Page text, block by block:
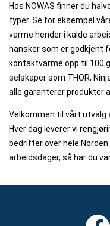
Hos NOWAS finner du
typer. Se for eksempel
varme hender i kalde
hansker som er godkjent
kontaktvarme opp til 100
selskaper som THOR,
alle garanterer produkter
Velkommen til vårt utvalg
Hver dag leverer vi
bedrifter over hele
arbeidsdager, så har du